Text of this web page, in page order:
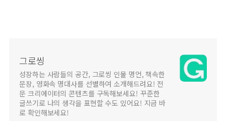
그로씽
성장하는 사람들의 공간, 그로씽 인물 명언, 책속한
문장, 영화속 명대사를 선별하여 소개해드려요! 전
문 크리에이터의 콘텐츠를 구독해보세요! 꾸준한
글쓰기로 나의 생각을 표현할 수도 있어요! 지금 바
로 확인해보세요!